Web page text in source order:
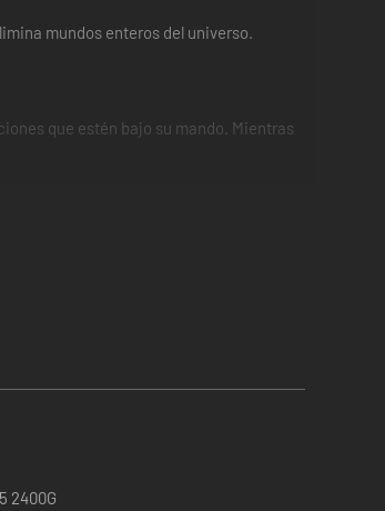
mundos enteros del universo.
que estén bajo su mando. Mientras
para tus propios conflictos, ¡pero
formas de invertir la unidad y
oídos.
2400G